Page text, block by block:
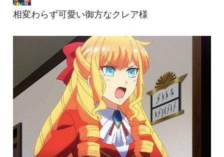
相変わらず可愛い御方なクレア様